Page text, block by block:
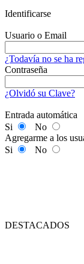
Identificarse
Usuario o Email
¿Todavía no se ha
Contraseña
¿Olvidó su Clave?
Entrada automática
Si
No
Agregarme a los
Si
No
DESTACADOS